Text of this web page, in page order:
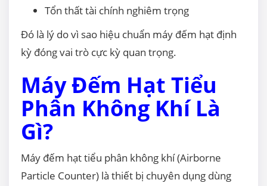
Tổn thất tài chính nghiêm trọng
Đó là lý do vì sao hiệu chuẩn máy đếm hạt định
kỳ đóng vai trò cực kỳ quan trọng.
Máy Đếm Hạt Tiểu
Phân Không Khí Là
Gì?
Máy đếm hạt tiểu phân không khí (Airborne
Particle Counter) là thiết bị chuyên dụng dùng